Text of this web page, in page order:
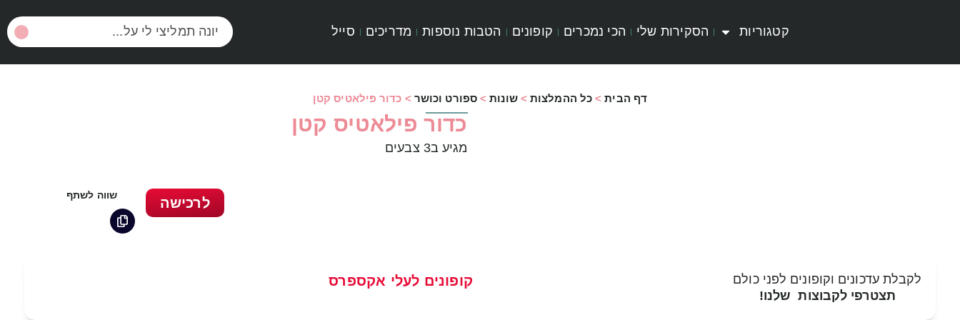
קטגוריות הסקירות שלי הכי נמכרים קופונים הטבות נוספות מדריכים סייל
דף הבית> כל ההמלצות>שונות>ספורט וכושר > כדור פילאטיס קטן
כדור פילאטיס קטן
מגיע ב3 צבעים
שווה לשתף לרכישה
לקבלת עדכונים וקופונים לפני כולם
תצטרפי לקבוצות שלנו!
קופונים לעלי אקספרס